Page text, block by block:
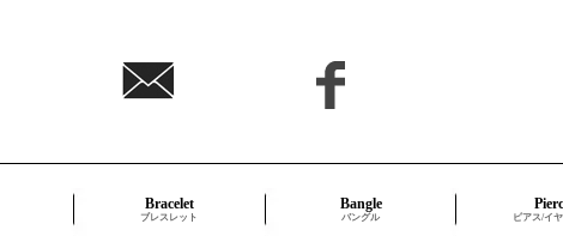
Bracelet
ブレスレット
Bangle
バングル ピアス/イ